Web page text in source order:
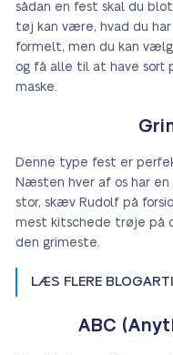
sådan en fest skal du
tøj kan være, hvad du
formelt, men du kan
og få alle til at have sort
maske.
Denne type fest er
Næsten hver af os har
stor, skæv Rudolf på
mest kitschede trøje på
den grimeste.
LÆS FLERE
ABC